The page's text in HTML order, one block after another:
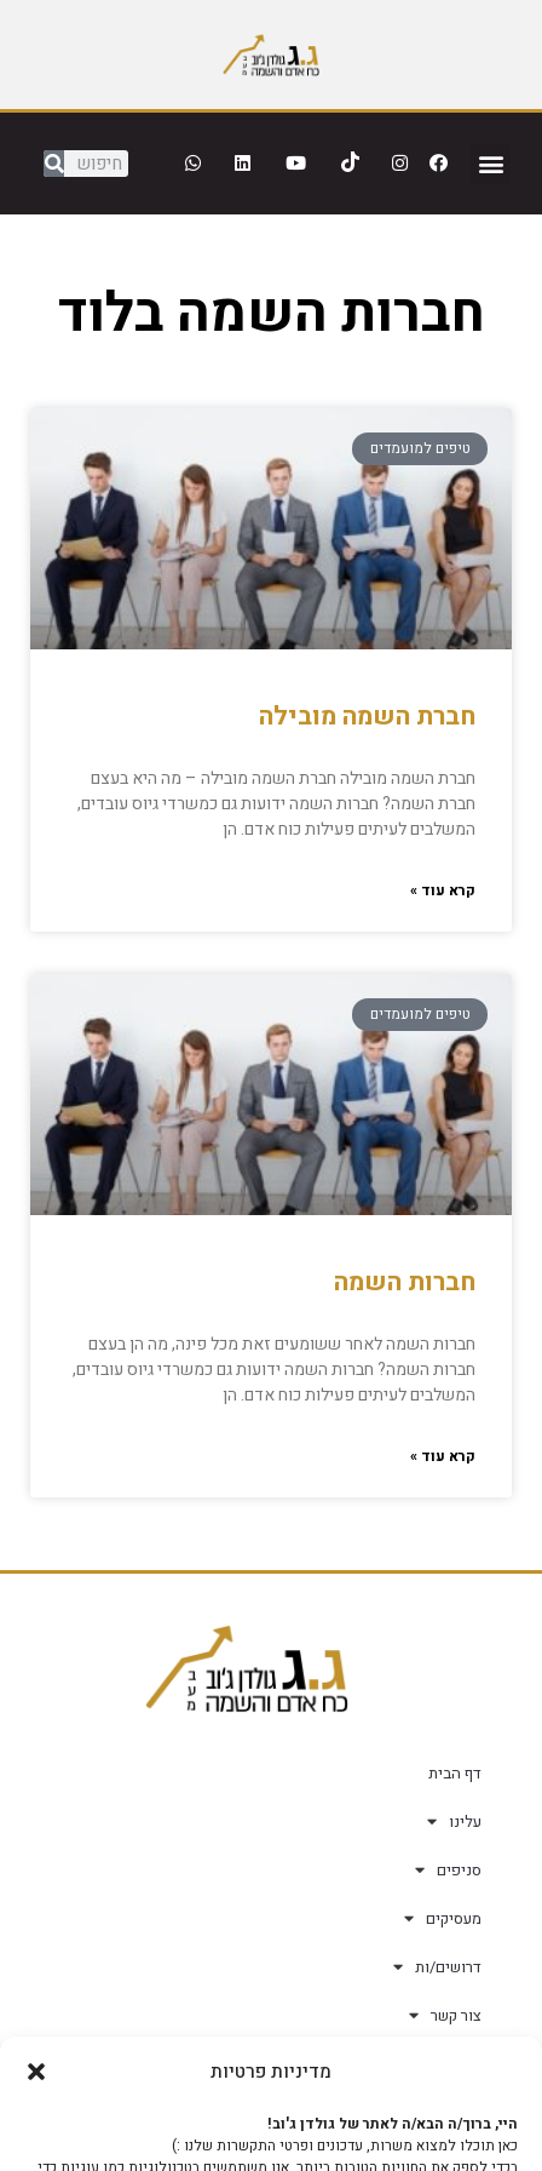
מדיניות פרטיות
היי, ברוך/ה הבא/ה לאתר של גולדן ג'וב!
כאן תוכלו למצוא משרות, עדכונים ופרטי התקשרות שלנו :)
חברות השמה בלוד
טיפים למועמדים
חברת השמה מובילה
חברת השמה מובילה חברת השמה מובילה – מה היא בעצם
חברת השמה? חברות השמה ידועות גם כמשרדי גיוס עובדים,
המשלבים לעיתים פעילות כוח אדם. הן
קרא עוד »
טיפים למועמדים
חברות השמה
חברות השמה לאחר ששומעים זאת מכל פינה, מה הן בעצם
חברות השמה? חברות השמה ידועות גם כמשרדי גיוס עובדים,
המשלבים לעיתים פעילות כוח אדם. הן
קרא עוד »
דף הבית
עלינו
סניפים
מעסיקים
דרושים/ות
צור קשר
צוות